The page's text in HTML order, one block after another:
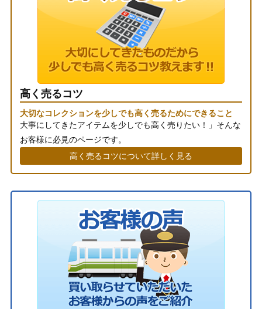
高く売るコツ
大切なコレクションを少しでも高く売るためにできること
大事にしてきたアイテムを少しでも高く売りたい！」そんな
お客様に必見のページです。
高く売るコツについて詳しく見る